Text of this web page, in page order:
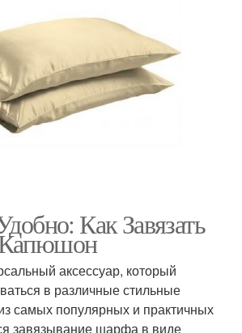
Как Завязать
аксессуар, который
в различные стильные
самых популярных и практичных
завязывание шарфа в виде